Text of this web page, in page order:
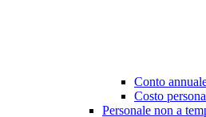
Conto
Costo
Personale non a